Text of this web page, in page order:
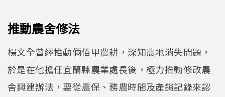
推動農舍修法
楊文全曾經推動倆佰甲農耕，深知農地消失問題，
於是在他擔任宜蘭縣農業處長後，極力推動修改農
舍興建辦法，要從農保、務農時間及產銷記錄來認